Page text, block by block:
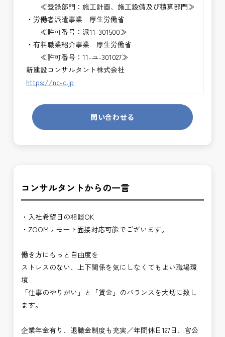
≪登録部門：施工計画、施工設備及び積算部門≫
・労働者派遣事業 厚生労働省
≪許可番号：派11-301500≫
・有料職業紹介事業 厚生労働省
≪許可番号：11-ユ-301027≫
新建設コンサルタント株式会社
https://nc-c.jp
問い合わせる
コンサルタントからの一言
・入社希望日の相談OK
・ZOOMリモート面接対応可能でございます。
働き方にもっと自由度を
ストレスのない、上下関係を気にしなくてもよい職場環
境
「仕事のやりがい」と「賃金」のバランスを大切に致し
ます。
企業年金有り、退職金制度も充実／年間休日127日、官公